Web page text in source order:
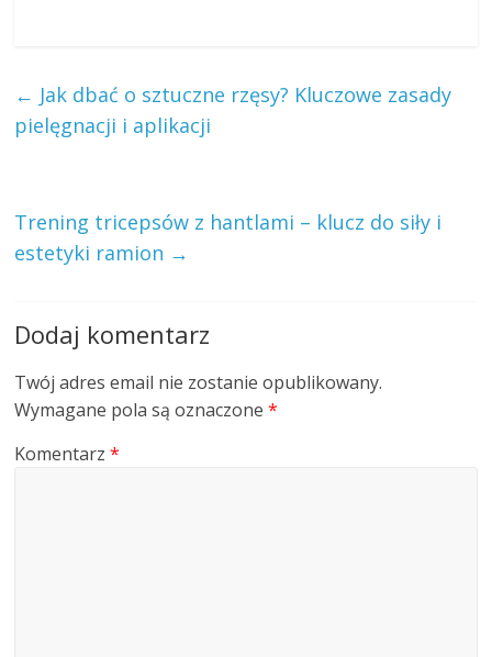
← Jak dbać o sztuczne rzęsy? Kluczowe zasady
pielęgnacji i aplikacji
Trening tricepsów z hantlami – klucz do siły i
estetyki ramion →
Dodaj komentarz
Twój adres email nie zostanie opublikowany.
Wymagane pola są oznaczone*
Komentarz*